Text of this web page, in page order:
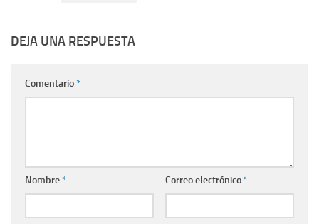
DEJA UNA RESPUESTA
Comentario*
Nombre* Correo electrónico*